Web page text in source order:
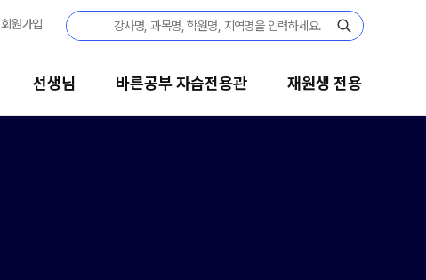
회원가입
선생님 바른공부 자습전용관 재원생 전용